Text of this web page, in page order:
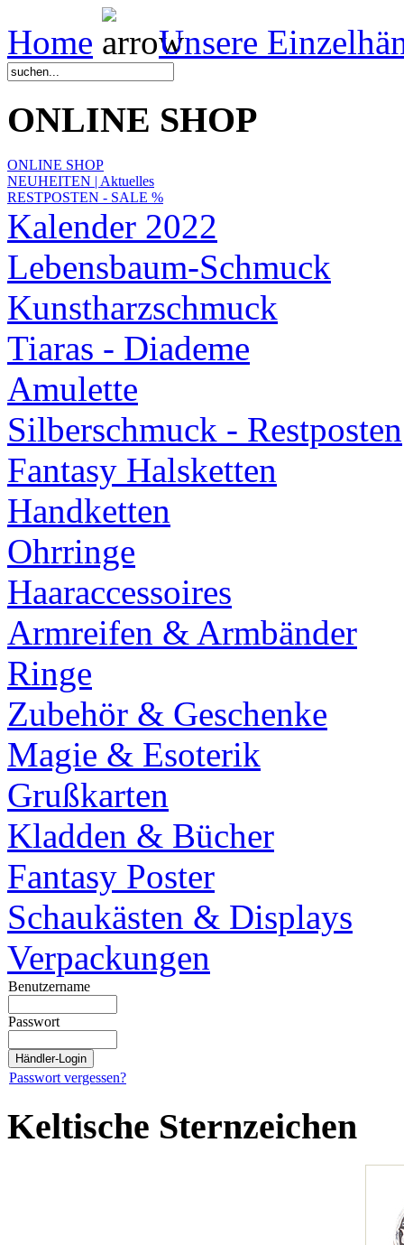
Home Unsere
ONLINE SHOP
ONLINE SHOP
NEUHEITEN | Aktuelles
RESTPOSTEN - SALE %
Kalender 2022
Lebensbaum-Schmuck
Kunstharzschmuck
Tiaras - Diademe
Amulette
Silberschmuck - Restposten
Fantasy Halsketten
Handketten
Ohrringe
Haaraccessoires
Armreifen & Armbänder
Ringe
Zubehör & Geschenke
Magie & Esoterik
Grußkarten
Kladden & Bücher
Fantasy Poster
Schaukästen & Displays
Verpackungen
Benutzername
Passwort
Passwort vergessen?
Keltische Sternzeichen